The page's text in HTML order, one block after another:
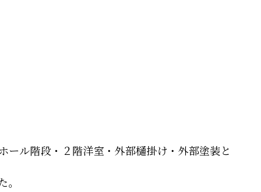
ル階段・２階洋室・外部樋掛け・外部塗装と